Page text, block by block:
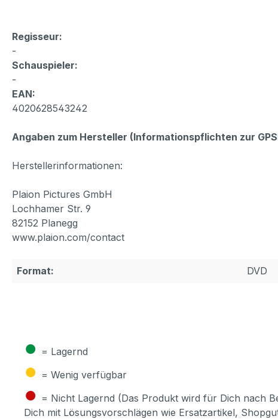
Regisseur:
-
Schauspieler:
-
EAN:
4020628543242
Angaben zum Hersteller (Informationspflichten zur
Herstellerinformationen:
Plaion Pictures GmbH
Lochhamer Str. 9
82152 Planegg
www.plaion.com/contact
Format: DVD
● = Lagernd
● = Wenig verfügbar
● = Nicht Lagernd (Das Produkt wird für Dich nach
Dich mit Lösungsvorschlägen wie Ersatzartikel,